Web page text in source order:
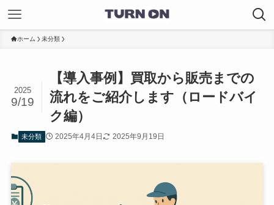
ホーム 未分類
【導入事例】買取から販売までの
流れをご紹介します（ロードバイ
ク編）
2025
9/19
未分類 2025年4月4日 2025年9月19日